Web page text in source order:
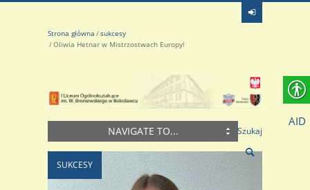
Strona główna
sukcesy
Oliwia Hetnar w Mistrzostwach Europy!
NAVIGATE TO... Szukaj
SUKCESY
AID